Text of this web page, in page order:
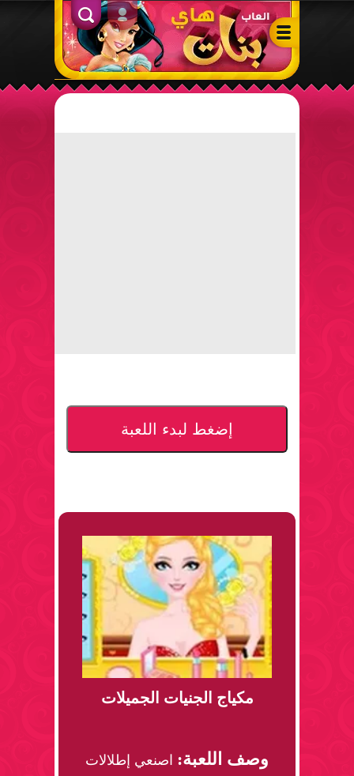
ألعاب بنات هاي – أفضل ألعاب تلبيس، مكياج، طبخ وأنشطة ممتعة
الدخول
إضغط لبدء اللعبة
مكياج الجنيات الجميلات
وصف اللعبة: اصنعي إطلالات